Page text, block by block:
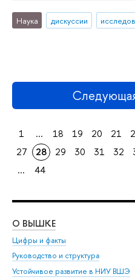
Наука дискуссии
1 ... 18 19 20 21
27
28 29 30 31 32
...
44
О ВЫШКЕ
Цифры и факты
Руководство и структура
Устойчивое развитие в НИУ ВШЭ